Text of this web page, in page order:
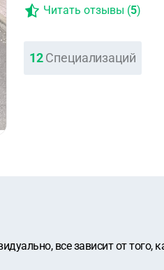
Читать отзывы (5)
12 Специализаций
все зависит от